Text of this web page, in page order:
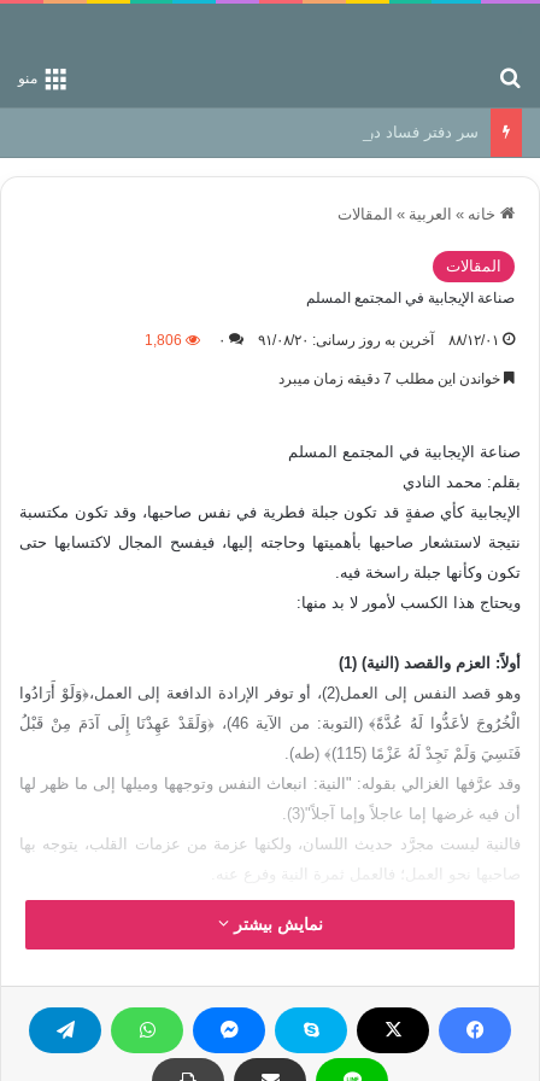
منو
سر دفتر فساد در زمین‌، دوری وکناره‌گیری از راه خداست‌!
خانه » العربیة » المقالات
المقالات
صناعة الإيجابية في المجتمع المسلم
۸۸/۱۲/۰۱ آخرین به روز رسانی: ۹۱/۰۸/۲۰ ۰ 1,806
خواندن این مطلب 7 دقیقه زمان میبرد
صناعة الإيجابية في المجتمع المسلم
بقلم: محمد النادي
الإيجابية كأي صفةٍ قد تكون جبلة فطرية في نفس صاحبها، وقد تكون مكتسبة
نتيجة لاستشعار صاحبها بأهميتها وحاجته إليها، فيفسح المجال لاكتسابها حتى
تكون وكأنها جبلة راسخة فيه.
ويحتاج هذا الكسب لأمور لا بد منها:
أولاً: العزم والقصد (النية) (1)
وهو قصد النفس إلى العمل(2)، أو توفر الإرادة الدافعة إلى العمل،﴿وَلَوْ أَرَادُوا
الْخُرُوجَ لأعَدُّوا لَهُ عُدَّةً﴾ (التوبة: من الآية 46)، ﴿وَلَقَدْ عَهِدْنَا إِلَى آدَمَ مِنْ قَبْلُ
فَنَسِيَ وَلَمْ نَجِدْ لَهُ عَزْمًا (115)﴾ (طه).
وقد عرَّفها الغزالي بقوله: "النية: انبعاث النفس وتوجهها وميلها إلى ما ظهر لها
أن فيه غرضها إما عاجلاً وإما آجلاً"(3).
فالنية ليست مجرَّد حديث اللسان، ولكنها عزمة من عزمات القلب، يتوجه بها
صاحبها نحو العمل؛ فالعمل ثمرة النية وفرع عنه.
والمسلم الفطن يستحضر لكل عمل نية، ويجاهد نفسه لكي تكون هذه النية
يدقق عليك، وراقب أحوالك، ولا تسكن ولا تتحرك ما لم تتأمل أولاً أنك لمَ
تتحرك؟ وماذا تقصد؟ وما الذي تنال به من الدنيا؟ وما الذي يفوتك من الآخرة؟
نمایش بیشتر